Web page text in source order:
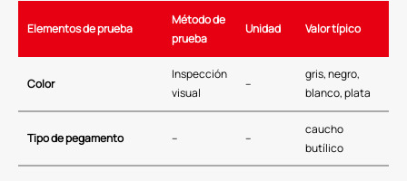
Elementos de prueba
Método de
prueba
Unidad Valor típico
Color
Inspección
visual
–
gris, negro,
blanco, plata
Tipo de pegamento – –
caucho
butílico